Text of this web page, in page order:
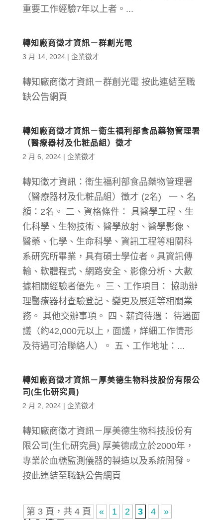
重要工作經驗7年以上者。...
轉知廠商徵才資訊－群創光電
3 月 14, 2024| 企業徵才
轉知廠商徵才資訊－群創光電 按此連結至職
缺公告網頁
轉知廠商徵才資訊－衛生福利部食品藥物管理署
（醫療器材及化粧品組）徵才
2 月 6, 2024| 企業徵才
轉知徵才資訊：衛生福利部食品藥物管理署
（醫療器材及化粧品組）徵才 (2名) 一、名
額：2名。 二、資格條件： 具醫學工程、生
化科學、生物技術、醫學放射、醫學影像、
醫藥、化學、生命科學、資訊工程等相關科
系研究所畢業，具有碩士學位者。具資訊傳
輸、軟體程式、網路安全、影像分析、大數
據相關經驗者優先。 三、工作項目： 協助辦
理醫療器材查驗登記、變更及展延等相關業
務。 其他交辦事項。 四、薪資待遇： 待遇面
議（約42,000元以上，面議，詳細工作情形
及待遇可洽聯絡人）。 五、工作地址：...
轉知廠商徵才資訊－厚美德生物科技股份有限公
司(生化研究員)
2 月 2, 2024| 企業徵才
轉知廠商徵才資訊－厚美德生物科技股份有
限公司(生化研究員) 厚美德成立於2000年，
專業於血糖監測儀器的製造以及系統開發。
按此連結至職缺公告網頁
第 3 頁，共 4 頁 « 1 2 3 4 »